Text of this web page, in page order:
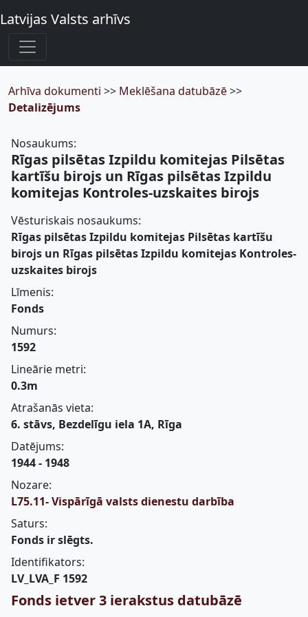
Latvijas Valsts arhīvs
Arhīva dokumenti >> Meklēšana datubāzē>>
Detalizējums
Nosaukums:
Rīgas pilsētas Izpildu komitejas Pilsētas
kartīšu birojs un Rīgas pilsētas Izpildu
komitejas Kontroles-uzskaites birojs
Vēsturiskais nosaukums:
Rīgas pilsētas Izpildu komitejas Pilsētas kartīšu
birojs un Rīgas pilsētas Izpildu komitejas Kontroles-
uzskaites birojs
Līmenis:
Fonds
Numurs:
1592
Lineārie metri:
0.3m
Atrašanās vieta:
6. stāvs, Bezdelīgu iela 1A, Rīga
Datējums:
1944 - 1948
Nozare:
L75.11- Vispārīgā valsts dienestu darbība
Saturs:
Fonds ir slēgts.
Identifikators:
LV_LVA_F 1592
Fonds ietver 3 ierakstus datubāzē